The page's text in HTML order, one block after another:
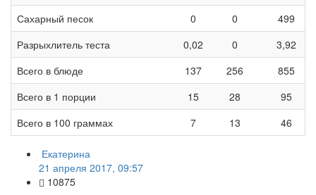
Сахарный песок
0 0
499
Разрыхлитель теста
0,02 0
3,92
Всего в блюде
137 256
855
Всего в 1 порции
15 28
95
Всего в 100 граммах
7 13 46
Екатерина
21 апреля 2017, 09:57
10875